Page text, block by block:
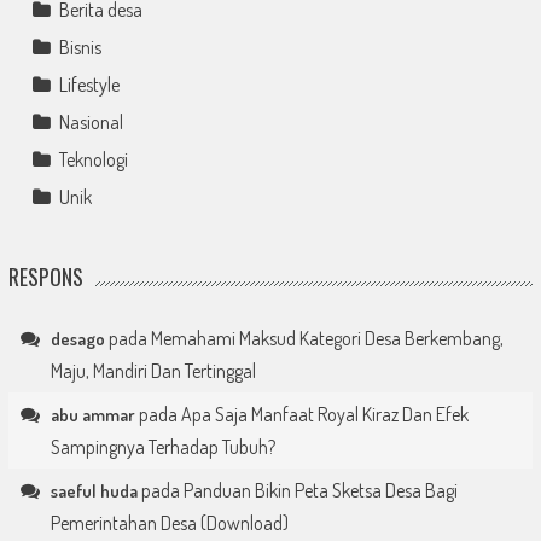
Berita desa
Bisnis
Lifestyle
Nasional
Teknologi
Unik
RESPONS
desago pada Memahami Maksud Kategori Desa Berkembang,
Maju, Mandiri Dan Tertinggal
abu ammarpada Apa Saja Manfaat Royal Kiraz Dan Efek
Sampingnya Terhadap Tubuh?
saeful hudapada Panduan Bikin Peta Sketsa Desa Bagi
Pemerintahan Desa (Download)